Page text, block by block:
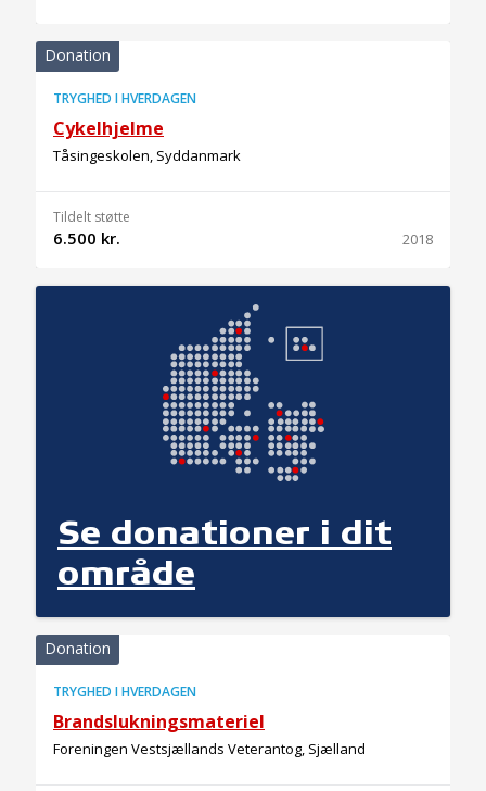
Se donationer i dit
område
Donation
TRYGHED I HVERDAGEN
Cykelhjelme
Tåsingeskolen, Syddanmark
Tildelt støtte
6.500 kr. 2018
Donation
TRYGHED I HVERDAGEN
Brandslukningsmateriel
Foreningen Vestsjællands Veterantog, Sjælland